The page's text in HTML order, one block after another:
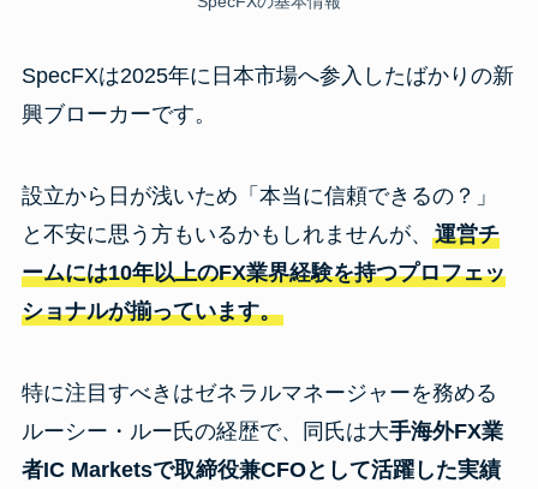
SpecFXは2025年に日本市場へ参入したばかりの新
興ブローカーです。
設立から日が浅いため「本当に信頼できるの？」
と不安に思う方もいるかもしれませんが、 運営チ
ームには10年以上のFX業界経験を持つプロフェッ
ショナルが揃っています。
特に注目すべきはゼネラルマネージャーを務める
ルーシー・ルー氏の経歴で、同氏は大手海外FX業
者IC Marketsで取締役兼CFOとして活躍した実績